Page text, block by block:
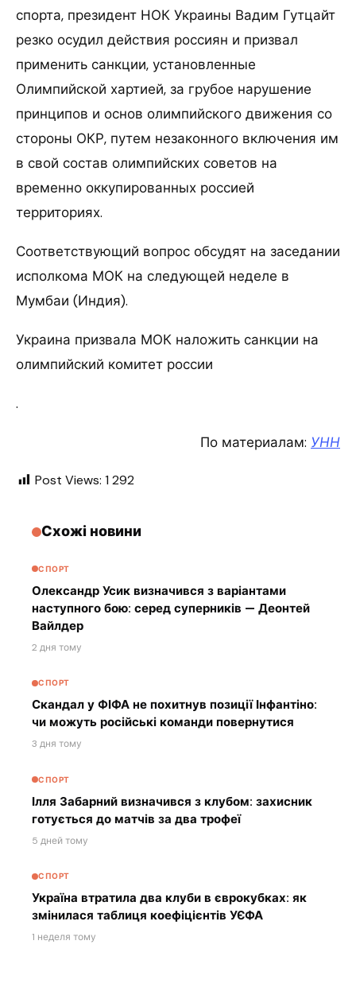
спорта, президент НОК Украины Вадим Гутцайт
резко осудил действия россиян и призвал
применить санкции, установленные
Олимпийской хартией, за грубое нарушение
принципов и основ олимпийского движения со
стороны ОКР, путем незаконного включения им
в свой состав олимпийских советов на
временно оккупированных россией
территориях.
Соответствующий вопрос обсудят на заседании
исполкома МОК на следующей неделе в
Мумбаи (Индия).
Украина призвала МОК наложить санкции на
олимпийский комитет россии
.
По материалам: УНН
Post Views: 1 292
Схожі новини
СПОРТ
Олександр Усик визначився з варіантами
наступного бою: серед суперників — Деонтей
Вайлдер
2 дня тому
СПОРТ
Скандал у ФІФА не похитнув позиції Інфантіно:
чи можуть російські команди повернутися
3 дня тому
СПОРТ
Ілля Забарний визначився з клубом: захисник
готується до матчів за два трофеї
5 дней тому
СПОРТ
Україна втратила два клуби в єврокубках: як
змінилася таблиця коефіцієнтів УЄФА
1 неделя тому